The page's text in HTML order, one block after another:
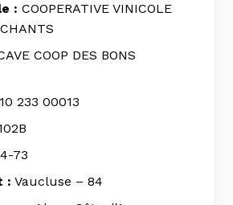
: COOPERATIVE VINICOLE
COOP DES BONS
233 00013
73
: Vaucluse – 84